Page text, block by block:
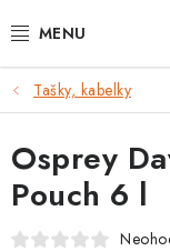
na
VÝPRODEJ %
BATOHY
TAŠKY, KABELKY
Tašky, kabelky
Osprey
Pouch 6 l